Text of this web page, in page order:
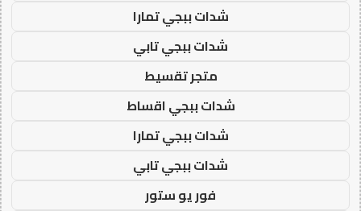
شدات ببجي تمارا
شدات ببجي تابي
متجر تقسيط
شدات ببجي اقساط
شدات ببجي تمارا
شدات ببجي تابي
فور يو ستور